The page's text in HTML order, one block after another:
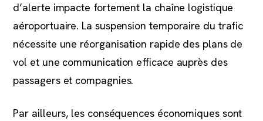
d’alerte impacte fortement la chaîne logistique
aéroportuaire. La suspension temporaire du trafic
nécessite une réorganisation rapide des plans de
vol et une communication efficace auprès des
passagers et compagnies.
Par ailleurs, les conséquences économiques sont